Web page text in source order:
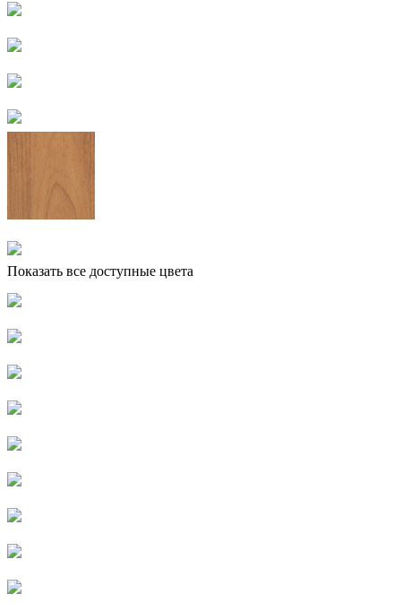
Показать все доступные цвета